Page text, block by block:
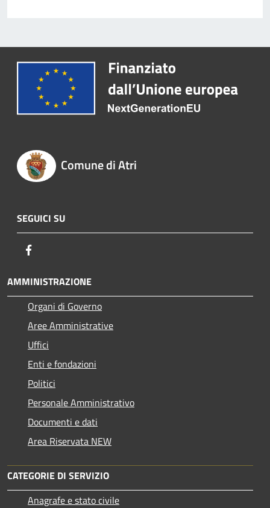
Comune di Atri
SEGUICI SU
AMMINISTRAZIONE
Organi di Governo
Aree Amministrative
Uffici
Enti e fondazioni
Politici
Personale Amministrativo
Documenti e dati
Area Riservata NEW
CATEGORIE DI SERVIZIO
Anagrafe e stato civile